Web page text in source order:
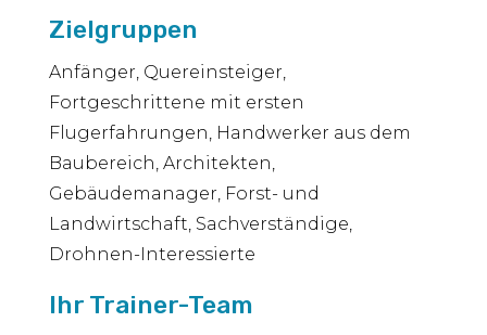
Zielgruppen
Anfänger, Quereinsteiger,
Fortgeschrittene mit ersten
Flugerfahrungen, Handwerker aus dem
Baubereich, Architekten,
Gebäudemanager, Forst- und
Landwirtschaft, Sachverständige,
Drohnen-Interessierte
Ihr Trainer-Team